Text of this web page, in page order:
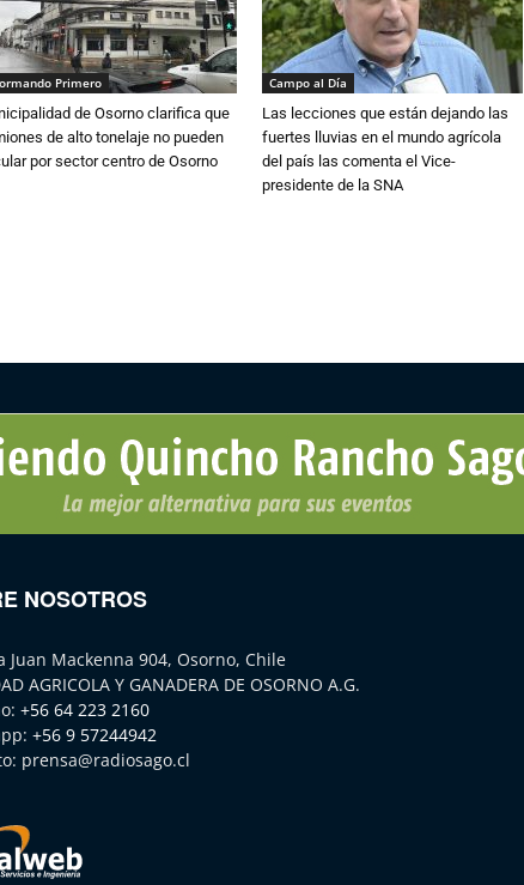
Primero
de Osorno clarifica que
de alto tonelaje no pueden
por sector centro de Osorno
Campo al Día
Las lecciones que están dejando las
fuertes lluvias en el mundo agrícola
del país las comenta el Vice-
presidente de la SNA
NOSOTROS
Juan Mackenna 904, Osorno, Chile
AGRICOLA Y GANADERA DE OSORNO A.G.
+56 64 223 2160
+56 9 57244942
prensa@radiosago.cl